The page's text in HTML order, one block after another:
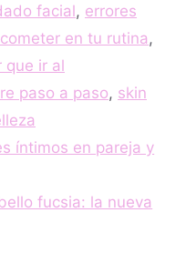
facial, errores
en tu rutina ,
que ir al
paso a paso, skin
íntimos en pareja y
fucsia: la nueva